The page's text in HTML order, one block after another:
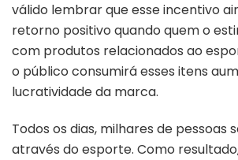
válido lembrar que esse incentivo
retorno positivo quando quem o
com produtos relacionados ao
o público consumirá esses itens
lucratividade da marca.
Todos os dias, milhares de pessoas
através do esporte. Como